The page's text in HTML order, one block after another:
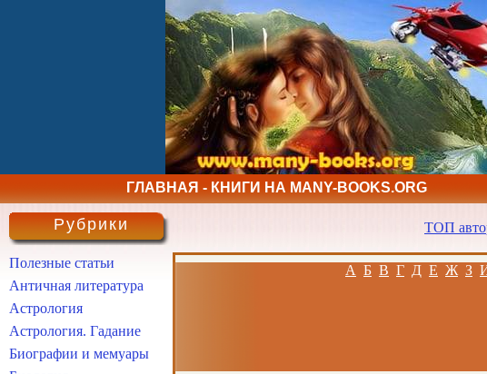
ГЛАВНАЯ - КНИГИ НА MANY-BOOKS.ORG
ТОП
А Б В Г Д Е Ж З
Рубрики
Полезные статьи
Античная литература
Астрология
Астрология. Гадание
Биографии и мемуары